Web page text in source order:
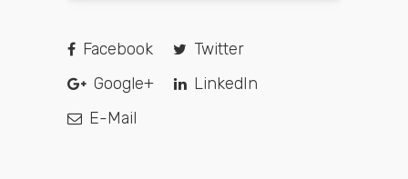
Facebook
Twitter
Google+
LinkedIn
E-Mail